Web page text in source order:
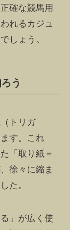
確な競馬用
れるカジュ
しょう。
う
トリガ
す。これ
「取り紙＝
徐々に縮ま
た。
」が広く使